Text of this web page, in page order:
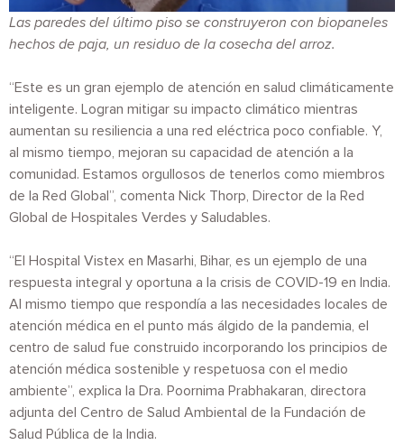
Las paredes del último piso se construyeron con biopaneles
hechos de paja, un residuo de la cosecha del arroz.
“Este es un gran ejemplo de atención en salud climáticamente
inteligente. Logran mitigar su impacto climático mientras
aumentan su resiliencia a una red eléctrica poco confiable. Y,
al mismo tiempo, mejoran su capacidad de atención a la
comunidad. Estamos orgullosos de tenerlos como miembros
de la Red Global”, comenta Nick Thorp, Director de la Red
Global de Hospitales Verdes y Saludables.
“El Hospital Vistex en Masarhi, Bihar, es un ejemplo de una
respuesta integral y oportuna a la crisis de COVID-19 en India.
Al mismo tiempo que respondía a las necesidades locales de
atención médica en el punto más álgido de la pandemia, el
centro de salud fue construido incorporando los principios de
atención médica sostenible y respetuosa con el medio
ambiente”, explica la Dra. Poornima Prabhakaran, directora
adjunta del Centro de Salud Ambiental de la Fundación de
Salud Pública de la India.